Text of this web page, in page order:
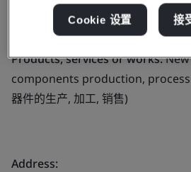
production, processing, sales (新
工, 销售)
Products, services or works:New
components production,
器件的生产, 加工, 销售)
Address:
Cookie 设置 接